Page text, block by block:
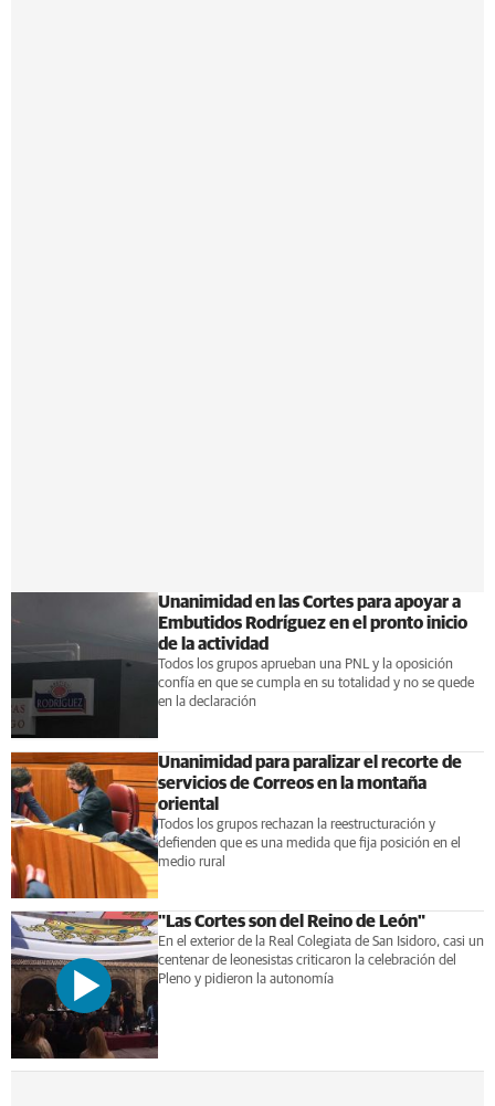
Unanimidad en las Cortes para apoyar a
Embutidos Rodríguez en el pronto inicio
de la actividad
Todos los grupos aprueban una PNL y la oposición
confía en que se cumpla en su totalidad y no se quede
en la declaración
Unanimidad para paralizar el recorte de
servicios de Correos en la montaña
oriental
Todos los grupos rechazan la reestructuración y
defienden que es una medida que fija posición en el
medio rural
"Las Cortes son del Reino de León"
En el exterior de la Real Colegiata de San Isidoro, casi un
centenar de leonesistas criticaron la celebración del
Pleno y pidieron la autonomía